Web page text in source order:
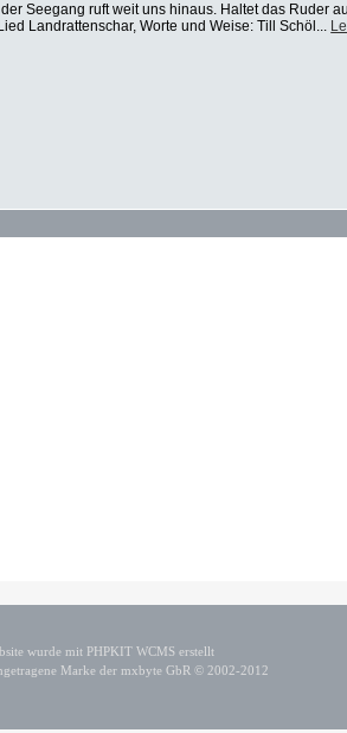
Seegang ruft weit uns hinaus. Haltet das Ruder
Landrattenschar, Worte und Weise: Till Schöl...
wurde mit PHPKIT WCMS erstellt
Marke der mxbyte GbR © 2002-2012